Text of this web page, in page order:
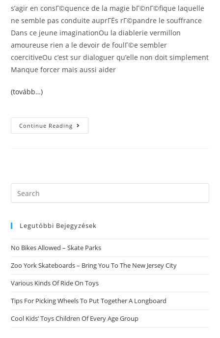
s’agir en consГ©quence de la magie bГ©nГ©fique laquelle
ne semble pas conduite auprГЁs rГ©pandre le souffrance
Dans ce jeune imaginationOu la diablerie vermillon
amoureuse rien a le devoir de foulГ©e sembler
coercitiveOu c’est sur dialoguer qu’elle non doit simplement
Manque forcer mais aussi aider
(tovább…)
Continue Reading Toute
Magie
Search
this
Legutóbbi Bejegyzések
No Bikes Allowed – Skate Parks
Zoo York Skateboards – Bring You To The New Jersey City
Various Kinds Of Ride On Toys
Tips For Picking Wheels To Put Together A Longboard
Cool Kids’ Toys Children Of Every Age Group